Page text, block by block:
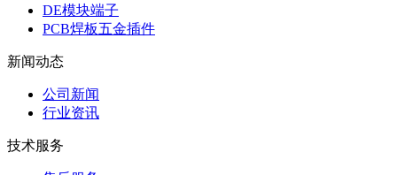
DE模块端子
PCB焊板五金插件
新闻动态
公司新闻
行业资讯
技术服务